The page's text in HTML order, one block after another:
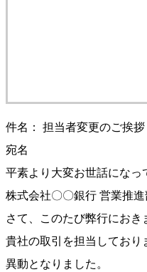
件名： 担当者変更のご挨拶
宛名
平素より大変お世話になっ
株式会社〇〇銀行 営業推
さて、このたび弊行にお
貴社の取引を担当してお
異動となりました。